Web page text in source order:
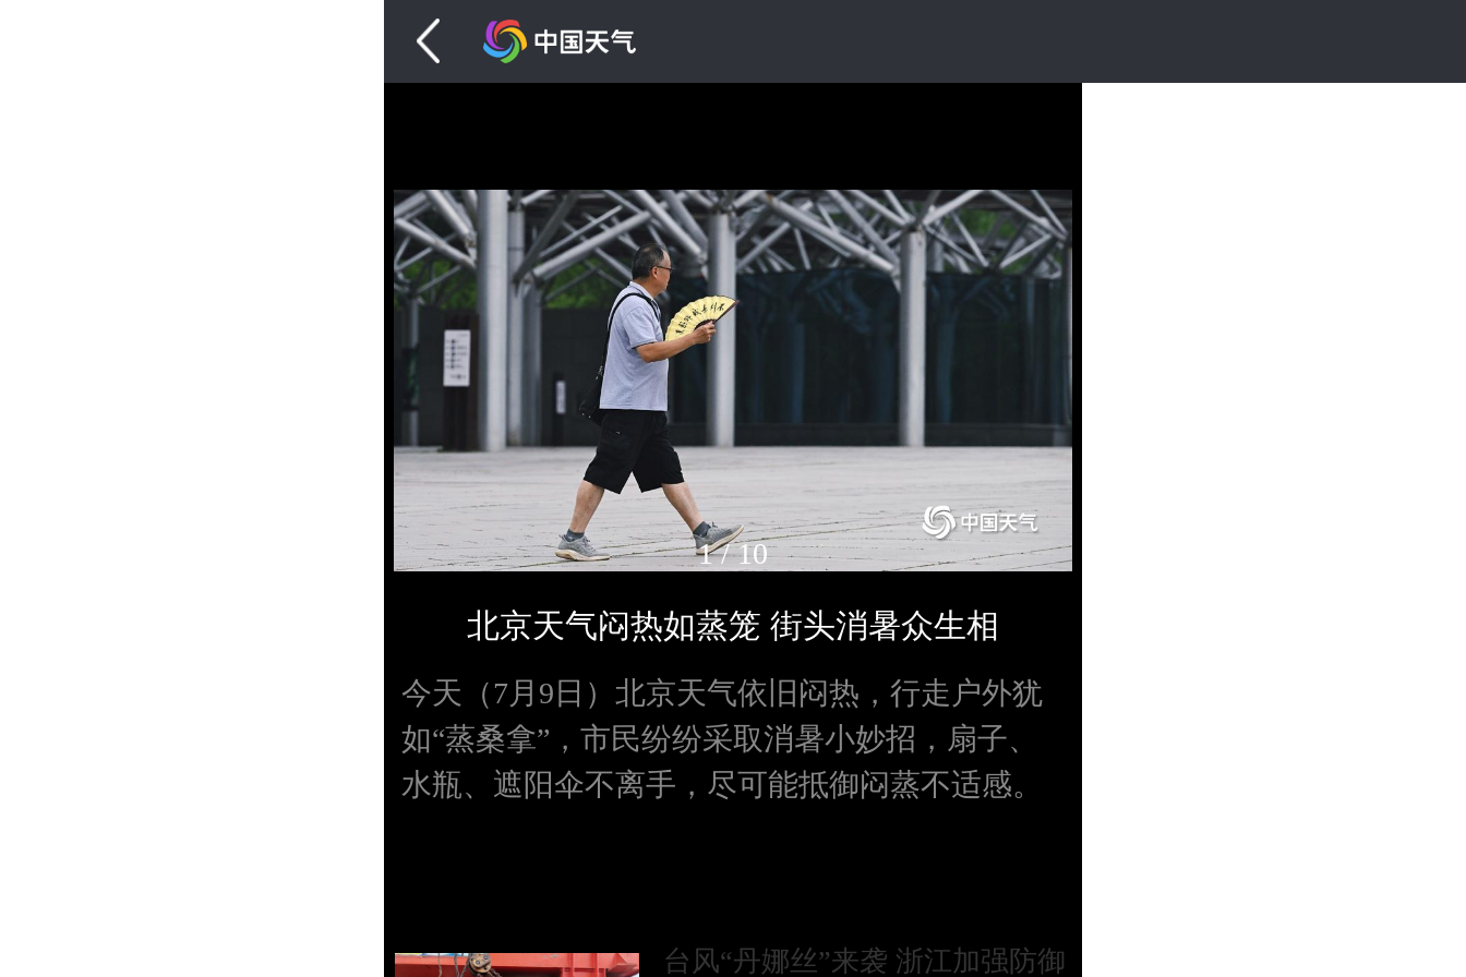
1/10
北京天气闷热如蒸笼 街头消暑众生相
今天（7月9日）北京天气依旧闷热，行走户外犹
如“蒸桑拿”，市民纷纷采取消暑小妙招，扇子、
水瓶、遮阳伞不离手，尽可能抵御闷蒸不适感。
台风“丹娜丝”来袭 浙江加强防御